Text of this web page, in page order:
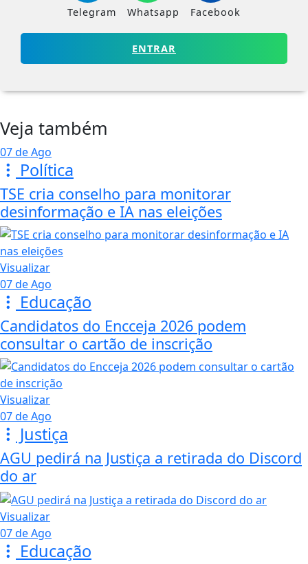
Telegram Whatsapp Facebook
ENTRAR
Veja também
07 de Ago
Política
TSE cria conselho para monitorar
desinformação e IA nas eleições
Visualizar
07 de Ago
Educação
Candidatos do Encceja 2026 podem
consultar o cartão de inscrição
Visualizar
07 de Ago
Justiça
AGU pedirá na Justiça a retirada do Discord
do ar
Visualizar
07 de Ago
Educação